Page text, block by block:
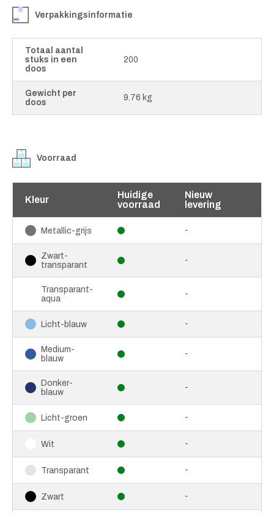
Verpakkingsinformatie
Totaal aantal
stuks in een
doos
200
Gewicht per
doos
9.76 kg
Voorraad
Kleur
Huidige
voorraad
Nieuw
levering
Metallic-grijs -
Zwart-
transparant
-
Transparant-
aqua
-
Licht-blauw -
Medium-
blauw
-
Donker-
blauw
-
Licht-groen -
Wit -
Transparant -
Zwart -